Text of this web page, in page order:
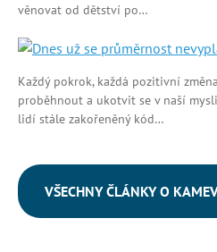
věnovat od dětství po…
Každý pokrok, každá pozitivní
proběhnout a ukotvit se v naší
lidí stále zakořeněný kód…
VŠECHNY ČLÁNKY O